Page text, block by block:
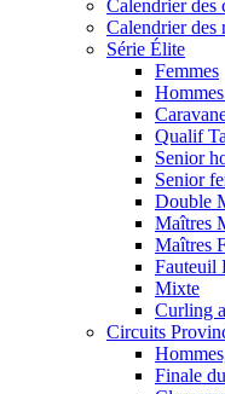
Calendrier des
Calendrier des
Série Élite
Femmes
Qualif
Senior
Senior
Double
Maîtres
Maîtres
Fauteuil
Mixte
Curling
Circuits
Finale